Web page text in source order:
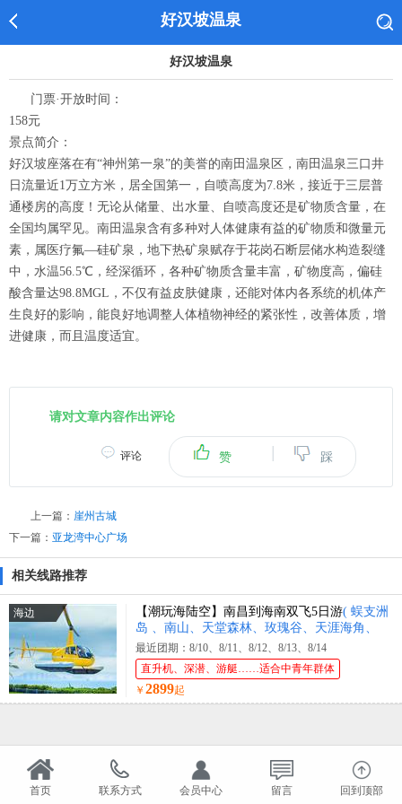
好汉坡温泉
好汉坡温泉
门票·开放时间：
158元
景点简介：
好汉坡座落在有“神州第一泉”的美誉的南田温泉区，南田温泉三口井
日流量近1万立方米，居全国第一，自喷高度为7.8米，接近于三层普
通楼房的高度！无论从储量、出水量、自喷高度还是矿物质含量，在
全国均属罕见。南田温泉含有多种对人体健康有益的矿物质和微量元
素，属医疗氟—硅矿泉，地下热矿泉赋存于花岗石断层储水构造裂缝
中，水温56.5℃，经深循环，各种矿物质含量丰富，矿物度高，偏硅
酸含量达98.8MGL，不仅有益皮肤健康，还能对体内各系统的机体产
生良好的影响，能良好地调整人体植物神经的紧张性，改善体质，增
进健康，而且温度适宜。
请对文章内容作出评论
赞 踩
评论
上一篇： 崖州古城
下一篇： 亚龙湾中心广场
相关线路推荐
海边 【潮玩海陆空】南昌到海南双飞5日游( 蜈支洲
岛 、南山、天堂森林、玫瑰谷、天涯海角、
直升机体验、豪华游艇出海 )
最近团期：8/10、8/11、8/12、8/13、8/14
直升机、深潜、游艇……适合中青年群体
￥ 2899起
首页 联系方式 会员中心 留言 回到顶部